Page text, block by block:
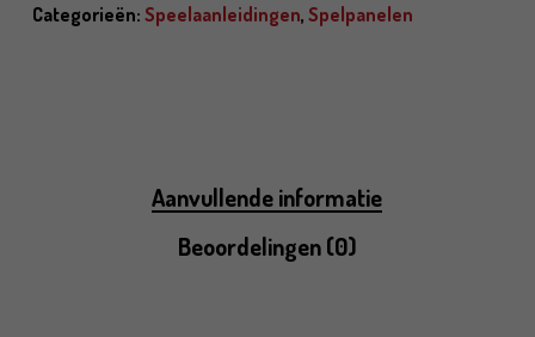
Categorieën: Speelaanleidingen, Spelpanelen
Aanvullende informatie
Beoordelingen (0)